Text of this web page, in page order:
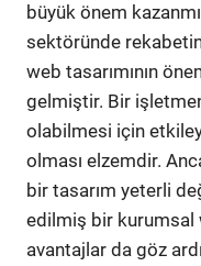
büyük önem
sektöründe
web tasarımının
gelmiştir. Bir
olabilmesi için
olması elzemdir.
bir tasarım yeterli
edilmiş bir kurumsal
avantajlar da göz